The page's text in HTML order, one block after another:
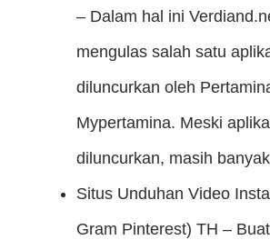
– Dalam hal ini
mengulas salah satu
diluncurkan oleh
Mypertamina. Meski
diluncurkan, masih
Situs Unduhan Video
Gram Pinterest) TH –